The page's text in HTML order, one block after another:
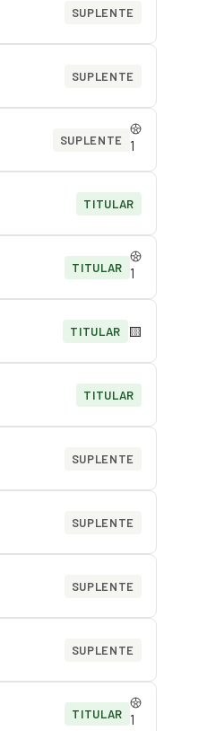
SUPLENTE
SUPLENTE
SUPLENTE 1
TITULAR
TITULAR 1
TITULAR 🟨
TITULAR
SUPLENTE
SUPLENTE
SUPLENTE
SUPLENTE
TITULAR 1